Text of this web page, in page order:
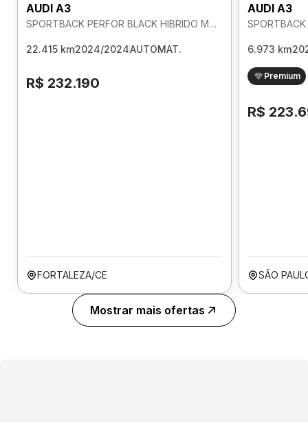
AUDI A3
SPORTBACK PERFOR BLACK HIBRIDO MHEV 2.0 AUTOMATICO
22.415 km2024/2024AUTOMAT.
R$ 232.190
FORTALEZA/CE
AUDI A3
6.973 km
Premium
R$
SÃO
Mostrar mais ofertas